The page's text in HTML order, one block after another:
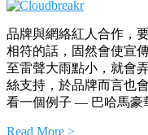
品牌與網絡紅人合作，
相符的話，固然會使宣
至雷聲大雨點小，就會
絲支持，於品牌而言也
看一個例子 — 巴哈馬豪
Read More >